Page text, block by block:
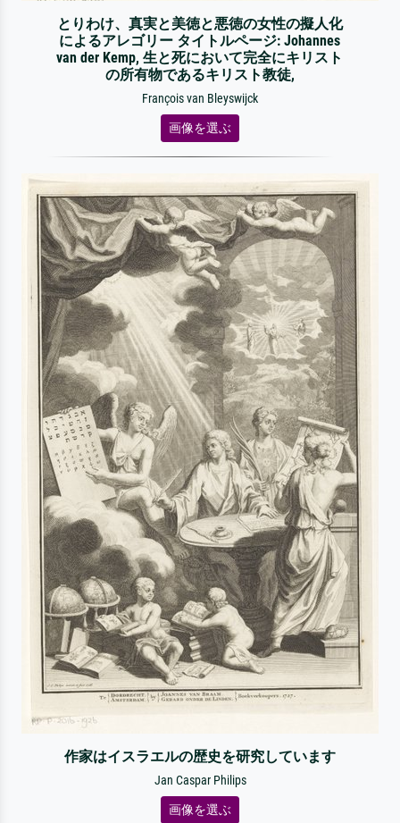
とりわけ、真実と美徳と悪徳の女性の擬人化
によるアレゴリー タイトルページ: Johannes
van der Kemp, 生と死において完全にキリスト
の所有物であるキリスト教徒,
François van Bleyswijck
画像を選ぶ
作家はイスラエルの歴史を研究しています
Jan Caspar Philips
画像を選ぶ